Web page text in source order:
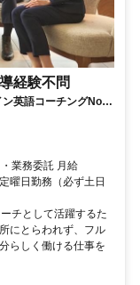
経験不問
英語コーチングNo1
業務委託 月給
曜日勤務（必ず土日
チとして活躍するた
にとらわれず、フル
らしく働ける仕事を